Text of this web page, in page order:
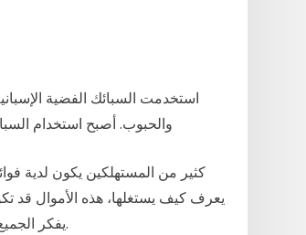
استخدمت السبائك الفضية
والحبوب. أصبح استخدام السبائك منتشرًا إذ
يعرف كيف يستغلها، هذه الأموال قد
يفكر الجميع في شراء الذهب كخيار سهل وسريع يحفظ قيمة العملة من التغيرات.